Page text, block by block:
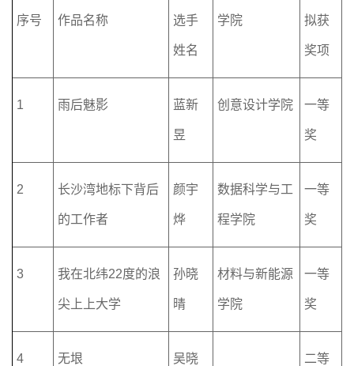
序号 作品名称 选手
姓名
学院 拟获
奖项
1 雨后魅影 蓝新
昱
创意设计学院 一等
奖
2 长沙湾地标下背后
的工作者
颜宇
烨
数据科学与工
程学院
一等
奖
3 我在北纬22度的浪
尖上上大学
孙晓
晴
材料与新能源
学院
一等
奖
4 无垠 吴晓 二等